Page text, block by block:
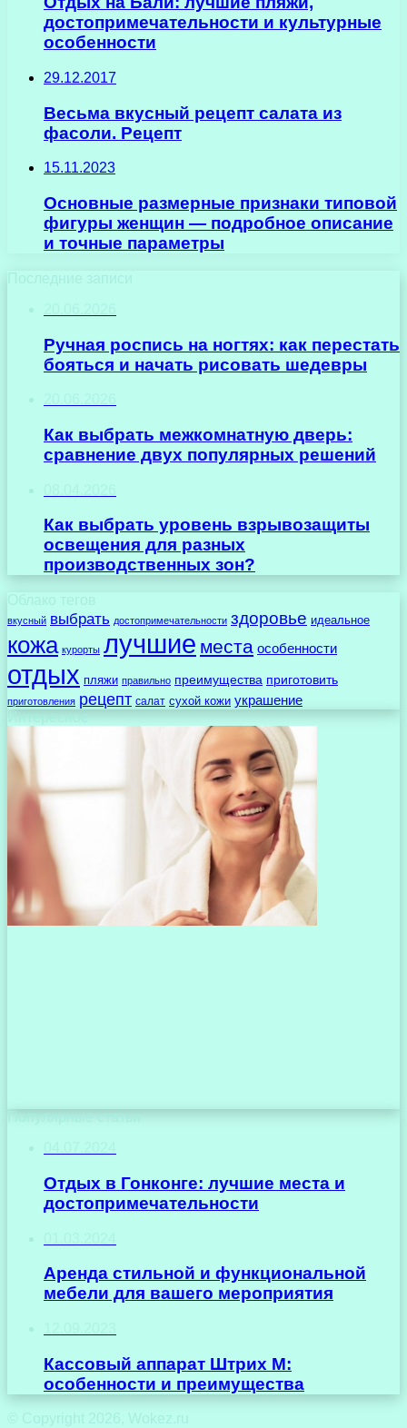
достопримечательности и культурные
особенности
29.12.2017
Весьма вкусный рецепт салата из
фасоли. Рецепт
15.11.2023
Основные размерные признаки типовой
фигуры женщин — подробное описание
и точные параметры
Последние записи
Ручная роспись на ногтях: как перестать
бояться и начать рисовать шедевры
Как выбрать межкомнатную дверь:
сравнение двух популярных решений
Как выбрать уровень взрывозащиты
освещения для разных
производственных зон?
Облако тегов
вкусный выбрать достопримечательности здоровье идеальное
кожа курорты лучшие места особенности
отдых пляжи правильно преимущества приготовить
приготовления рецепт салат сухой кожи украшение
Отдых в Гонконге: лучшие места и
достопримечательности
Аренда стильной и функциональной
мебели для вашего мероприятия
Кассовый аппарат Штрих М:
особенности и преимущества
© Copyright 2026, Wokez.ru